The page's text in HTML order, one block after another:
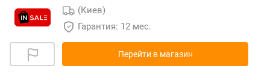
(Киев)
Гарантия: 12 мес.
Перейти в магазин